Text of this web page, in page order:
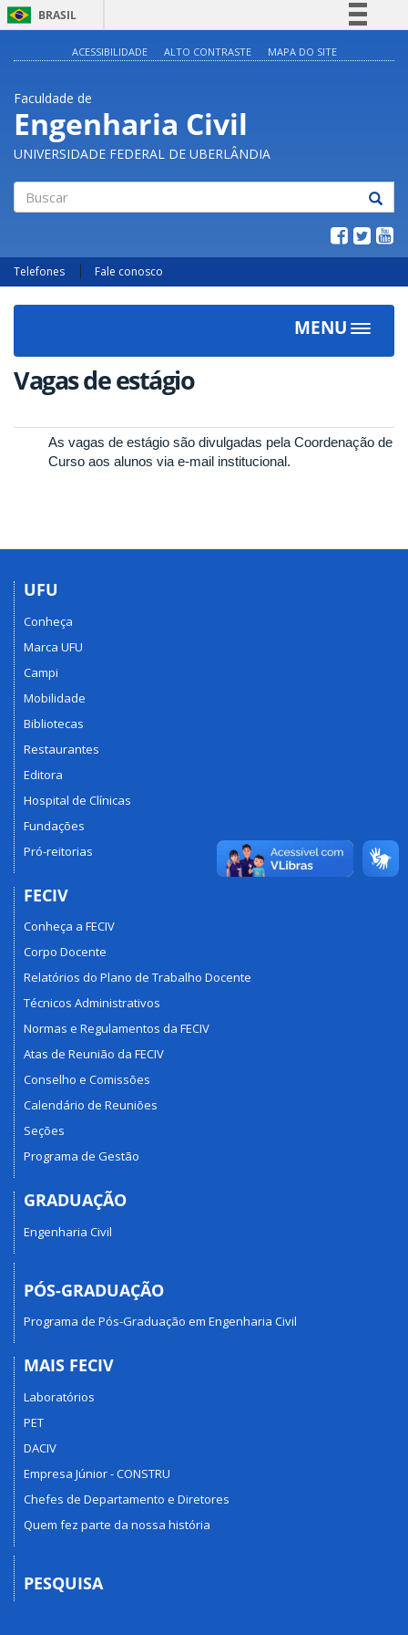
BRASIL
Legislação
Canais
ACESSIBILIDADE ALTO CONTRASTE MAPA DO SITE
Faculdade de
Engenharia Civil
UNIVERSIDADE FEDERAL DE UBERLÂNDIA
Telefones Fale conosco
MENU
Toggle
Vagas de estágio
As vagas de estágio são divulgadas pela Coordenação de
Curso aos alunos via e-mail institucional.
UFU
Conheça
Marca UFU
Campi
Mobilidade
Bibliotecas
Restaurantes
Editora
Hospital de Clínicas
Fundações
Pró-reitorias
FECIV
Conheça a FECIV
Corpo Docente
Relatórios do Plano de Trabalho Docente
Técnicos Administrativos
Normas e Regulamentos da FECIV
Atas de Reunião da FECIV
Conselho e Comissões
Calendário de Reuniões
Seções
Programa de Gestão
GRADUAÇÃO
Engenharia Civil
PÓS-GRADUAÇÃO
Programa de Pós-Graduação em Engenharia Civil
MAIS FECIV
Laboratórios
PET
DACIV
Empresa Júnior - CONSTRU
Chefes de Departamento e Diretores
Quem fez parte da nossa história
PESQUISA